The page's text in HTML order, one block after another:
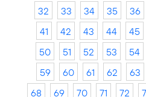
32
33 34 35 36
41
42 43 44 45
50
51 52 53 54
59
60 61 62 63
68
69 70 71 72